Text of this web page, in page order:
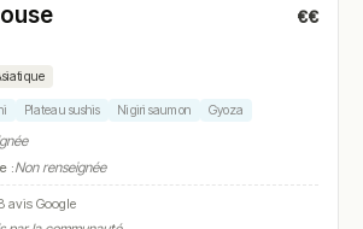
€€
Plateau sushis Nigiri saumon Gyoza
:Non renseignée
avis Google